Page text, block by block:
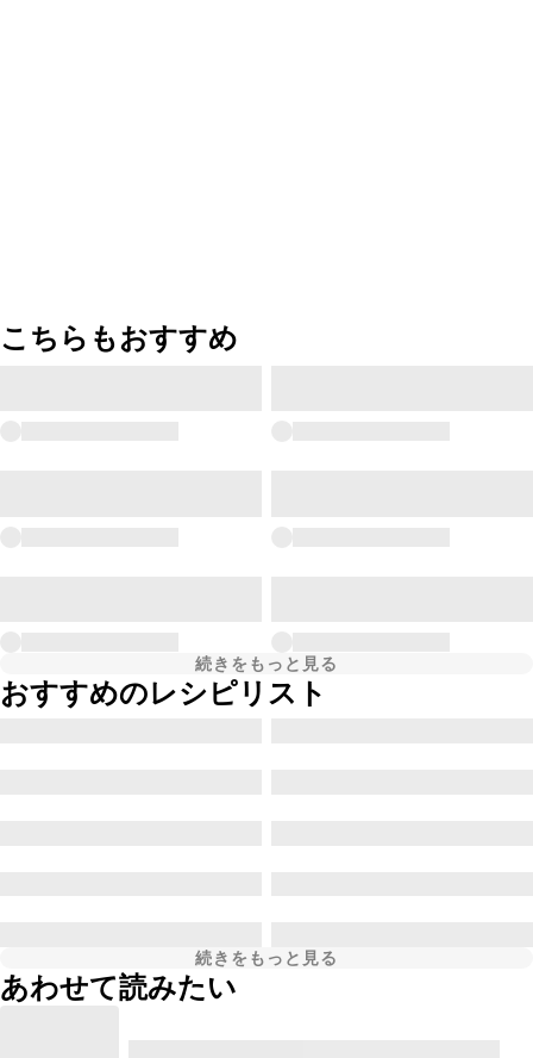
こちらもおすすめ
続きをもっと見る
おすすめのレシピリスト
続きをもっと見る
あわせて読みたい